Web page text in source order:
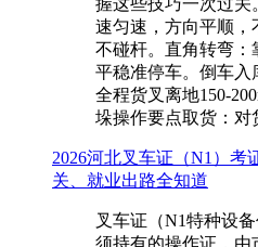
速匀速，方向平顺，
不碰杆。直角转弯：
平稳准停车。倒车入
全程货叉离地150-
垛操作要点取货：对
2026河北叉车证（N1）考
关、就业出路全知道
叉车证（N1特种设
须持有的操作证，由